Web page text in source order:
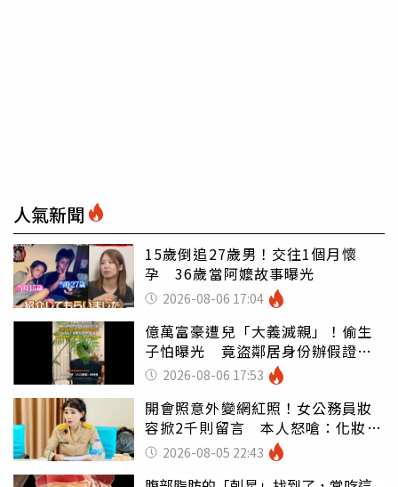
人氣新聞
15歲倒追27歲男！交往1個月懷
孕 36歲當阿嬤故事曝光
2026-08-06 17:04
億萬富豪遭兒「大義滅親」！偷生
子怕曝光 竟盜鄰居身份辦假證落
戶 2026-08-06 17:53
開會照意外變網紅照！女公務員妝
容掀2千則留言 本人怒嗆：化妝有
錯嗎2026-08-05 22:43